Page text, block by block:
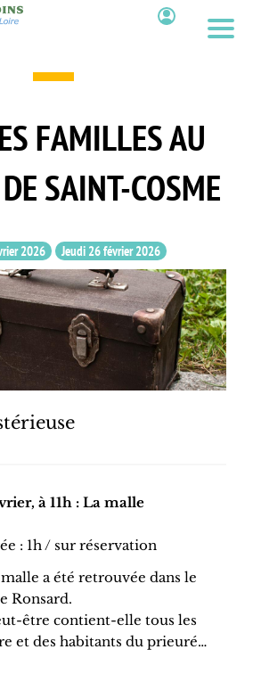
FAMILLES AU
SAINT-COSME
2026 Jeudi 26 février 2026
à 11h : La malle
: 1h / sur réservation
a été retrouvée dans le
Ronsard.
être contient-elle tous les
et des habitants du prieuré…